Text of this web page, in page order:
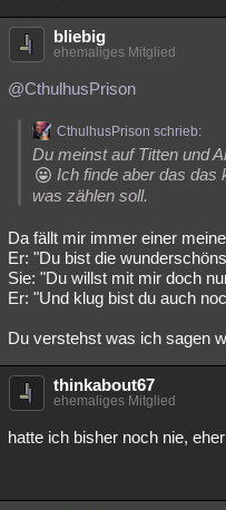
bliebig
ehemaliges Mitglied
@CthulhusPrison
CthulhusPrison schrieb:
Du meinst auf Titten und
Ich finde aber das das
was zählen soll.
Da fällt mir immer einer
Er: "Du bist die
Sie: "Du willst mit mir doch
Er: "Und klug bist du auch
Du verstehst was ich sagen
thinkabout67
ehemaliges Mitglied
hatte ich bisher noch nie,